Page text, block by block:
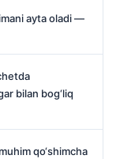
ayta oladi —
bilan bog‘liq
qo‘shimcha